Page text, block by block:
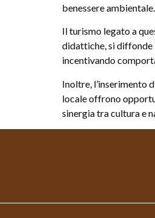
benessere ambientale.
Il turismo legato a
didattiche, si diffonde
incentivando
Inoltre, l’inserimento
locale offrono
sinergia tra cultura e